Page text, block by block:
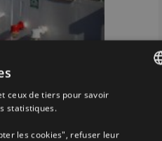
ceux de tiers pour savoir
statistiques.
les cookies", refuser leur